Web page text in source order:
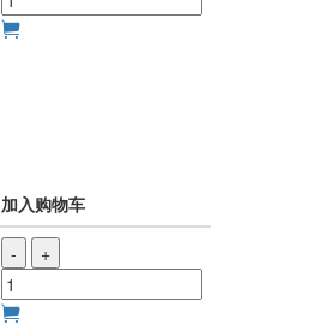
加入购物车
- +